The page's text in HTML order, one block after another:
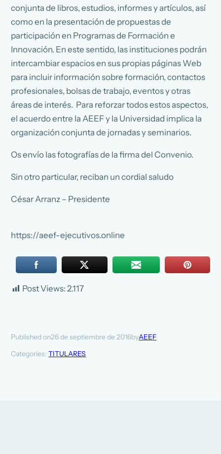
conjunta de libros, estudios, informes y artículos, así
como en la presentación de propuestas de
participación en Programas de Formación e
Innovación. En este sentido, las instituciones podrán
intercambiar espacios en sus propias páginas Web
para incluir información sobre formación, contactos
profesionales, bolsas de trabajo, eventos y otras
áreas de interés. Para reforzar todos estos aspectos,
el acuerdo entre la AEEF y la Universidad implica la
organización conjunta de jornadas y seminarios.
Os envío las fotografías de la firma del Convenio.
Sin otro particular, reciban un cordial saludo
César Arranz – Presidente
https://aeef-ejecutivos.online
Post Views: 2.117
Published on26 de septiembre de 2016byAEEF
Categories:TITULARES